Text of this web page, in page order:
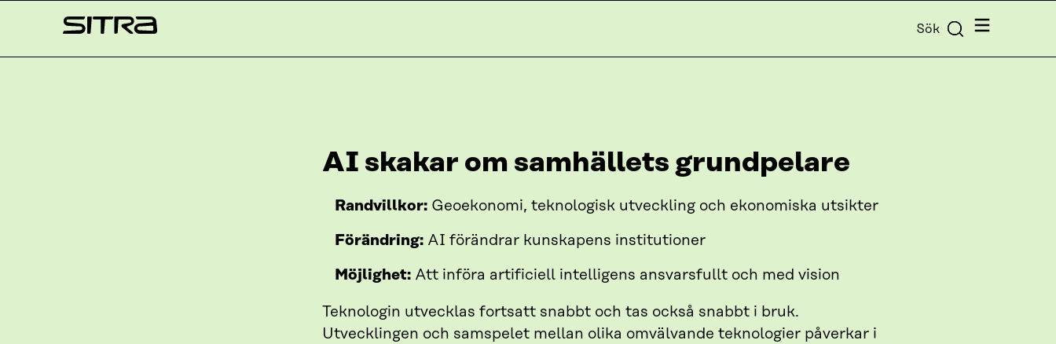
↓
Sitra Sök Meny
AI skakar om samhällets grundpelare
Randvillkor: Geoekonomi, teknologisk utveckling och ekonomiska utsikter
Förändring: AI förändrar kunskapens institutioner
Möjlighet: Att införa artificiell intelligens ansvarsfullt och med vision
Teknologin utvecklas fortsatt snabbt och tas också snabbt i bruk.
Utvecklingen och samspelet mellan olika omvälvande teknologier påverkar i